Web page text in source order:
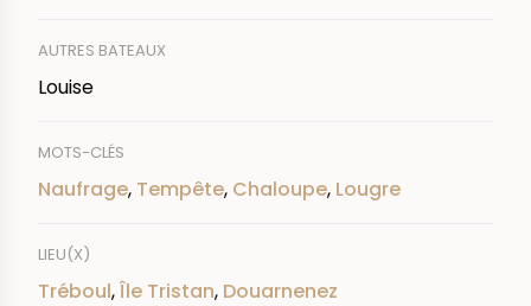
AUTRES BATEAUX
Louise
MOTS-CLÉS
Naufrage, Tempête, Chaloupe, Lougre
LIEU(X)
Tréboul,Île Tristan, Douarnenez